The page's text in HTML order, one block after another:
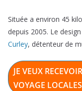
Située a environ 45
depuis 2005. Le
Curley, détenteur de
JE VEUX
VOYAGE